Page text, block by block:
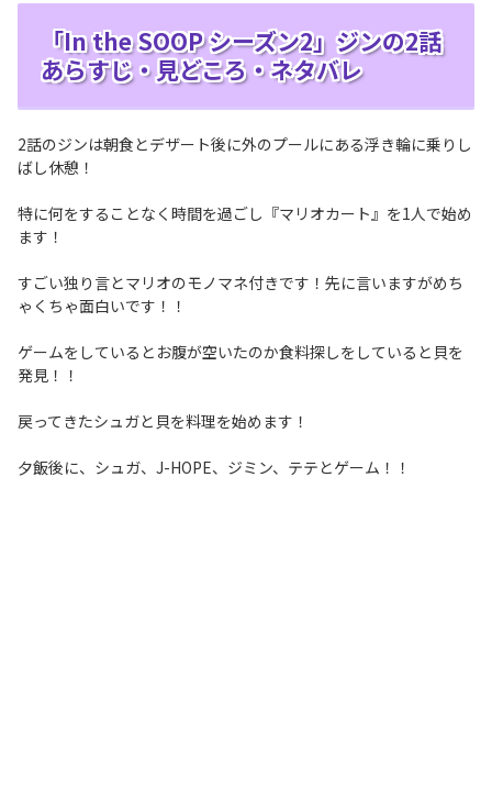
「In the SOOP シーズン2」ジンの2話
あらすじ・見どころ・ネタバレ
2話のジンは朝食とデザート後に外のプールにある浮き輪に乗りし
ばし休憩！
特に何をすることなく時間を過ごし『マリオカート』を1人で始め
ます！
すごい独り言とマリオのモノマネ付きです！先に言いますがめち
ゃくちゃ面白いです！！
ゲームをしているとお腹が空いたのか食料探しをしていると貝を
発見！！
戻ってきたシュガと貝を料理を始めます！
夕飯後に、シュガ、J-HOPE、ジミン、テテとゲーム！！